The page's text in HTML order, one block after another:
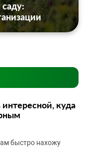
куда
быстро нахожу